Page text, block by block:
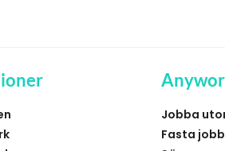
Jobba
Fasta